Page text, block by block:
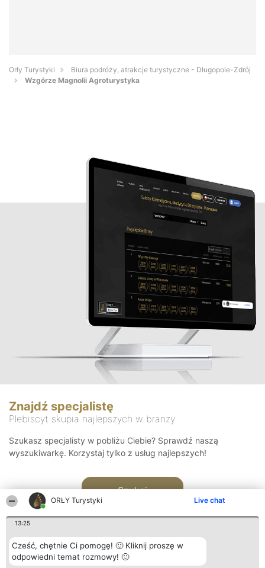
ORŁY Turystyki Live chat
13:25
Cześć, chętnie Ci pomogę! 🙂 Kliknij proszę w
odpowiedni temat rozmowy! 🙂
Orły Turystyki
Biura podróży, atrakcje turystyczne - Długopole-Zdrój
Wzgórze Magnolii Agroturystyka
Znajdź specjalistę
Plebiscyt skupia najlepszych w branży
Szukasz specjalisty w pobliżu Ciebie? Sprawdź naszą
wyszukiwarkę. Korzystaj tylko z usług najlepszych!
Szukaj